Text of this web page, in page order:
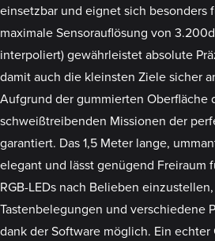
einsetzbar und eignet sich besonders
maximale Sensorauflösung von
interpoliert) gewährleistet absolute
damit auch die kleinsten Ziele sicher
Aufgrund der gummierten Oberfläche
schweißtreibenden Missionen der
garantiert. Das 1,5 Meter lange,
elegant und lässt genügend Freiraum
RGB-LEDs nach Belieben
Tastenbelegungen und verschiedene
dank der Software möglich. Ein echter